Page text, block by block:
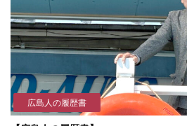
広島人の履歴書